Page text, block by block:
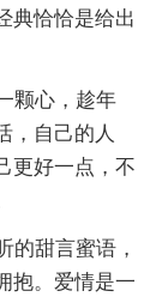
典恰恰是给出
颗心，趁年
，自己的人
更好一点，不
的甜言蜜语，
抱。爱情是一